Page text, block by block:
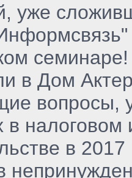
уже
в Дом
вопросы,
в налоговом
в 2017